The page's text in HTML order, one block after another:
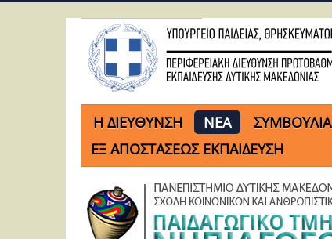
H ΔΙΕΥΘΥΝΣΗ ΝΕΑ ΣΥΜΒΟΥΛΙΑ
ΕΞ ΑΠΟΣΤΑΣΕΩΣ ΕΚΠΑΙΔΕΥΣΗ